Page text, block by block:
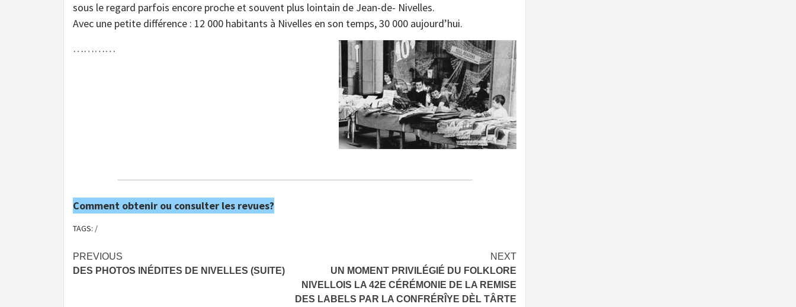
sous le regard parfois encore proche et souvent plus lointain de Jean-de- Nivelles.
Avec une petite différence : 12 000 habitants à Nivelles en son temps, 30 000 aujourd’hui.
…………
Comment obtenir ou consulter les revues?
TAGS: /
Post
navigation
PREVIOUS
DES PHOTOS INÉDITES DE NIVELLES (SUITE)
NEXT
UN MOMENT PRIVILÉGIÉ DU FOLKLORE
NIVELLOIS LA 42E CÉRÉMONIE DE LA REMISE
DES LABELS PAR LA CONFRÉRÎYE DÈL TÂRTE